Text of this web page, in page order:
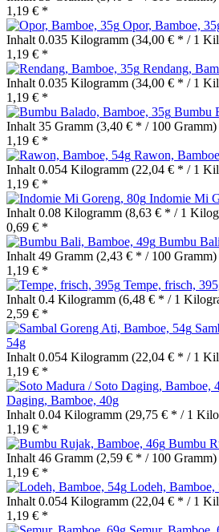
1,19 € *
Opor, Bamboe,
Inhalt 0.035 Kilogramm (34,00 € * / 1
1,19 € *
Rendang,
Inhalt 0.035 Kilogramm (34,00 € * / 1
1,19 € *
Bumbu
Inhalt 35 Gramm (3,40 € * / 100 Gramm)
1,19 € *
Rawon,
Inhalt 0.054 Kilogramm (22,04 € * / 1
1,19 € *
Indomie Mi
Inhalt 0.08 Kilogramm (8,63 € * / 1
0,69 € *
Bumbu
Inhalt 49 Gramm (2,43 € * / 100 Gramm)
1,19 € *
Tempe, frisch,
Inhalt 0.4 Kilogramm (6,48 € * / 1
2,59 € *
54g
Inhalt 0.054 Kilogramm (22,04 € * / 1
1,19 € *
Daging, Bamboe, 40g
Inhalt 0.04 Kilogramm (29,75 € * / 1
1,19 € *
Bumbu
Inhalt 46 Gramm (2,59 € * / 100 Gramm)
1,19 € *
Lodeh, Bamboe,
Inhalt 0.054 Kilogramm (22,04 € * / 1
1,19 € *